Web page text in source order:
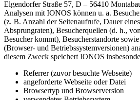
Elgendorfer Straße 57, D – 56410
Analysen mit IONOS können u. a.
(z. B. Anzahl der Seitenaufrufe, Dauer
Absprungraten), Besucherquellen (d. h.,
Besucher kommt), Besucherstandorte
(Browser- und Betriebssystemversionen)
diesem Zweck speichert IONOS
Referrer (zuvor besuchte Webseite)
angeforderte Webseite oder Datei
Browsertyp und Browserversion